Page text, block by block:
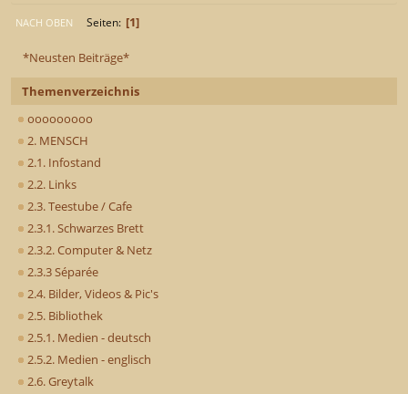
*Neusten Beiträge*
Themenverzeichnis
ooooooooo
2. MENSCH
2.1. Infostand
2.2. Links
2.3. Teestube / Cafe
2.3.1. Schwarzes Brett
2.3.2. Computer & Netz
2.3.3 Séparée
2.4. Bilder, Videos & Pic's
2.5. Bibliothek
2.5.1. Medien - deutsch
2.5.2. Medien - englisch
2.6. Greytalk
NACH OBEN Seiten 1